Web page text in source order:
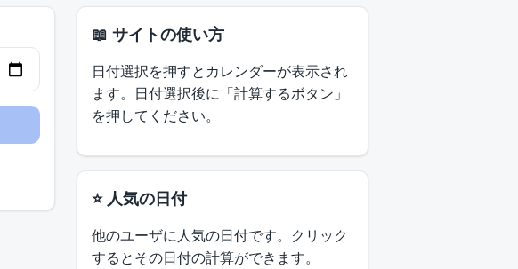
📖 サイトの使い方
日付選択を押すとカレンダーが表示され
ます。日付選択後に「計算するボタン」
を押してください。
⭐ 人気の日付
他のユーザに人気の日付です。クリック
するとその日付の計算ができます。